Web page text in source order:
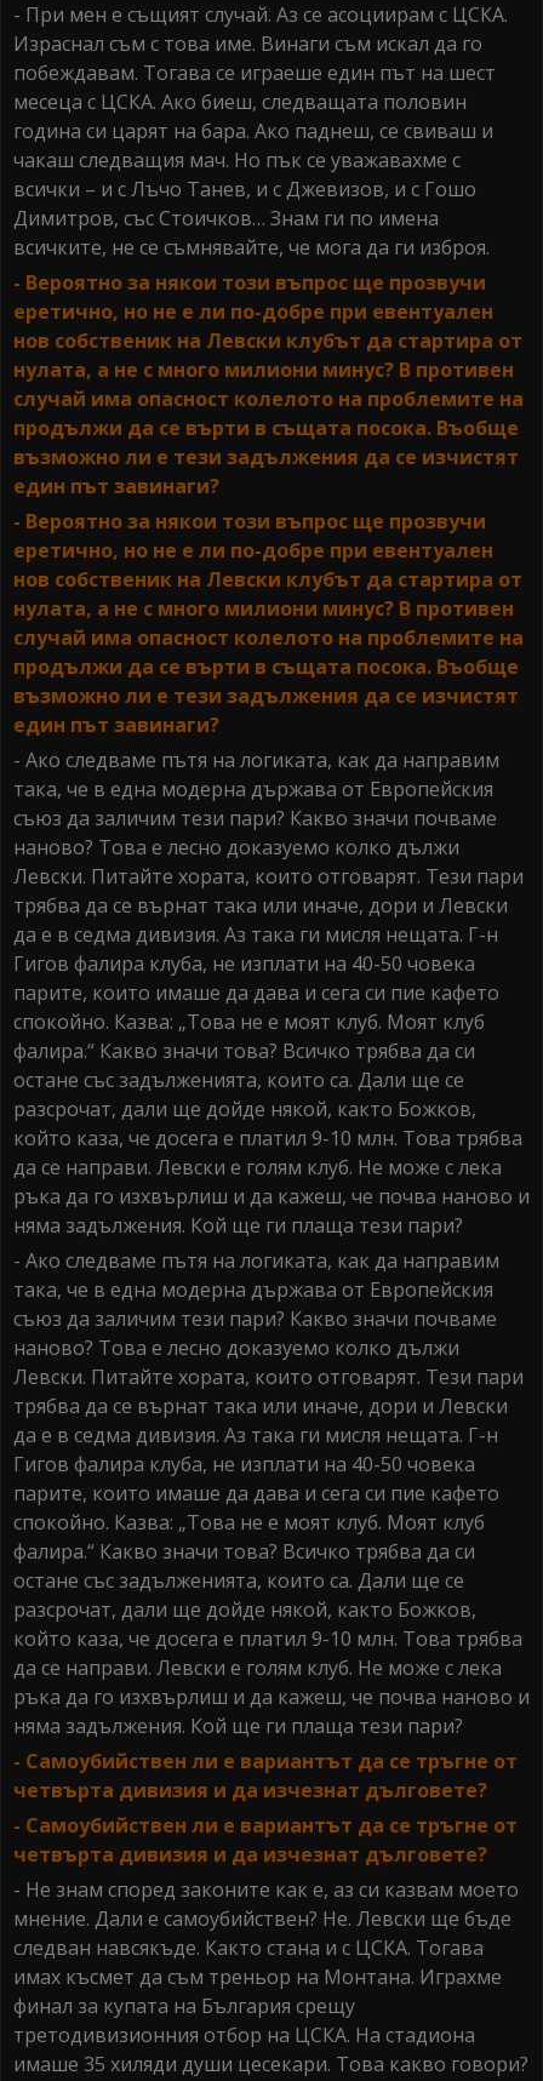
- При мен е същият случай. Аз се асоциирам с ЦСКА.
Израснал съм с това име. Винаги съм искал да го
побеждавам. Тогава се играеше един път на шест
месеца с ЦСКА. Ако биеш, следващата половин
година си царят на бара. Ако паднеш, се свиваш и
чакаш следващия мач. Но пък се уважавахме с
всички – и с Лъчо Танев, и с Джевизов, и с Гошо
Димитров, със Стоичков… Знам ги по имена
всичките, не се съмнявайте, че мога да ги изброя.
- Вероятно за някои този въпрос ще прозвучи
еретично, но не е ли по-добре при евентуален
нов собственик на Левски клубът да стартира от
нулата, а не с много милиони минус? В противен
случай има опасност колелото на проблемите на
продължи да се върти в същата посока. Въобще
възможно ли е тези задължения да се изчистят
един път завинаги?
- Вероятно за някои този въпрос ще прозвучи
еретично, но не е ли по-добре при евентуален
нов собственик на Левски клубът да стартира от
нулата, а не с много милиони минус? В противен
случай има опасност колелото на проблемите на
продължи да се върти в същата посока. Въобще
възможно ли е тези задължения да се изчистят
един път завинаги?
- Ако следваме пътя на логиката, как да направим
така, че в една модерна държава от Европейския
съюз да заличим тези пари? Какво значи почваме
наново? Това е лесно доказуемо колко дължи
Левски. Питайте хората, които отговарят. Тези пари
трябва да се върнат така или иначе, дори и Левски
да е в седма дивизия. Аз така ги мисля нещата. Г-н
Гигов фалира клуба, не изплати на 40-50 човека
парите, които имаше да дава и сега си пие кафето
спокойно. Казва: „Това не е моят клуб. Моят клуб
фалира.“ Какво значи това? Всичко трябва да си
остане със задълженията, които са. Дали ще се
разсрочат, дали ще дойде някой, както Божков,
който каза, че досега е платил 9-10 млн. Това трябва
да се направи. Левски е голям клуб. Не може с лека
ръка да го изхвърлиш и да кажеш, че почва наново и
няма задължения. Кой ще ги плаща тези пари?
- Ако следваме пътя на логиката, как да направим
така, че в една модерна държава от Европейския
съюз да заличим тези пари? Какво значи почваме
наново? Това е лесно доказуемо колко дължи
Левски. Питайте хората, които отговарят. Тези пари
трябва да се върнат така или иначе, дори и Левски
да е в седма дивизия. Аз така ги мисля нещата. Г-н
Гигов фалира клуба, не изплати на 40-50 човека
парите, които имаше да дава и сега си пие кафето
спокойно. Казва: „Това не е моят клуб. Моят клуб
фалира.“ Какво значи това? Всичко трябва да си
остане със задълженията, които са. Дали ще се
разсрочат, дали ще дойде някой, както Божков,
който каза, че досега е платил 9-10 млн. Това трябва
да се направи. Левски е голям клуб. Не може с лека
ръка да го изхвърлиш и да кажеш, че почва наново и
няма задължения. Кой ще ги плаща тези пари?
- Самоубийствен ли е вариантът да се тръгне от
четвърта дивизия и да изчезнат дълговете?
- Самоубийствен ли е вариантът да се тръгне от
четвърта дивизия и да изчезнат дълговете?
- Не знам според законите как е, аз си казвам моето
мнение. Дали е самоубийствен? Не. Левски ще бъде
следван навсякъде. Както стана и с ЦСКА. Тогава
имах късмет да съм треньор на Монтана. Играхме
финал за купата на България срещу
третодивизионния отбор на ЦСКА. На стадиона
имаше 35 хиляди души цесекари. Това какво говори?